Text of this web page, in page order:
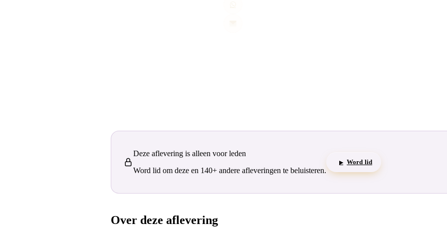
Deze aflevering is alleen voor leden
Word lid om deze en 140+ andere afleveringen te beluisteren.
▶ Word lid
Over deze aflevering